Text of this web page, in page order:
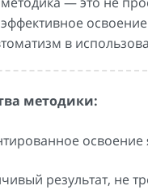
в
методики:
результат, не